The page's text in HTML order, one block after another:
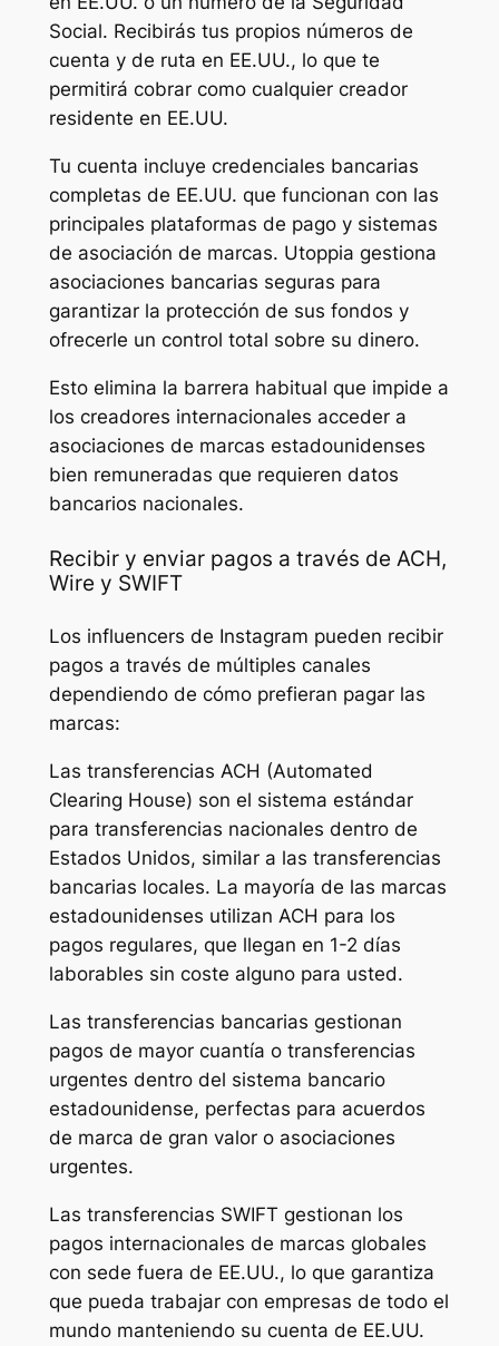
Social. Recibirás tus propios números de
cuenta y de ruta en EE.UU., lo que te
permitirá cobrar como cualquier creador
residente en EE.UU.
Tu cuenta incluye credenciales bancarias
completas de EE.UU. que funcionan con las
principales plataformas de pago y sistemas
de asociación de marcas. Utoppia gestiona
asociaciones bancarias seguras para
garantizar la protección de sus fondos y
ofrecerle un control total sobre su dinero.
Esto elimina la barrera habitual que impide a
los creadores internacionales acceder a
asociaciones de marcas estadounidenses
bien remuneradas que requieren datos
bancarios nacionales.
Recibir y enviar pagos a través de ACH,
Wire y SWIFT
Los influencers de Instagram pueden recibir
pagos a través de múltiples canales
dependiendo de cómo prefieran pagar las
marcas:
Las transferencias ACH (Automated
Clearing House) son el sistema estándar
para transferencias nacionales dentro de
Estados Unidos, similar a las transferencias
bancarias locales. La mayoría de las marcas
estadounidenses utilizan ACH para los
pagos regulares, que llegan en 1-2 días
laborables sin coste alguno para usted.
Las transferencias bancarias gestionan
pagos de mayor cuantía o transferencias
urgentes dentro del sistema bancario
estadounidense, perfectas para acuerdos
de marca de gran valor o asociaciones
urgentes.
Las transferencias SWIFT gestionan los
pagos internacionales de marcas globales
con sede fuera de EE.UU., lo que garantiza
que pueda trabajar con empresas de todo el
mundo manteniendo su cuenta de EE.UU.